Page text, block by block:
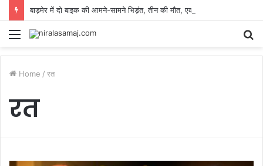
बाड़मेर में दो बाइक की आमने-सामने भिड़ंत, तीन की मौत, एक घायल
Menu
Home / रत
रत